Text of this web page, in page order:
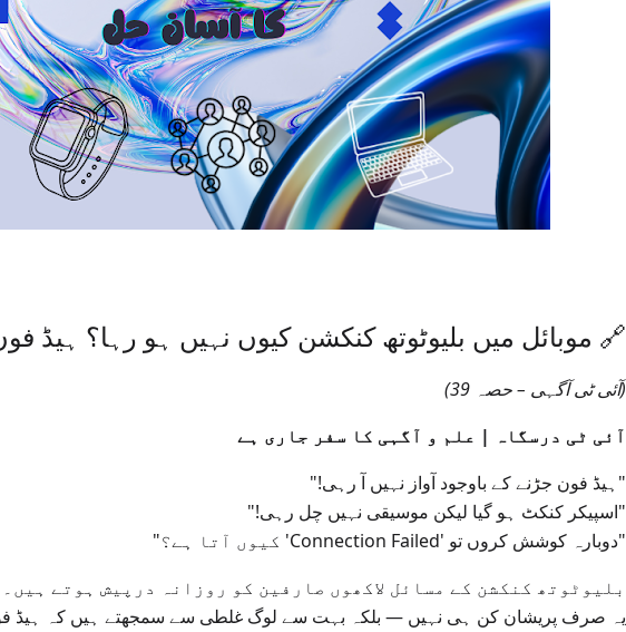
🔗 موبائل میں بلیوٹوتھ کنکشن کیوں نہیں ہو رہا؟ ہیڈ
(آئی ٹی آگہی – حصہ 39)
آئی ٹی درسگاہ | علم و آگہی کا سفر جاری ہے
"ہیڈ فون جڑنے کے باوجود آواز نہیں آ رہی!"
"اسپیکر کنکٹ ہو گیا لیکن موسیقی نہیں چل رہی!"
"دوبارہ کوشش کروں تو 'Connection Failed' کیوں آتا ہے؟"
بلیوٹوتھ کنکشن کے مسائل لاکھوں صارفین کو روزانہ درپیش ہوتے ہیں۔
یہ صرف پریشان کن ہی نہیں — بلکہ بہت سے لوگ غلطی سے سمجھتے ہیں کہ ہیڈ